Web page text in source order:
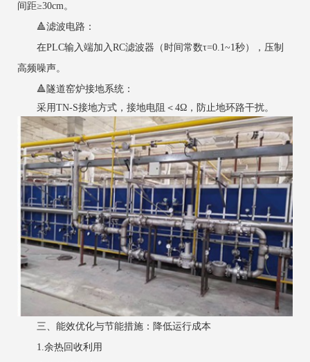
间距≥30cm。
‌🔺滤波电路‌：
在PLC输入端加入RC滤波器（时间常数τ=0.1~1秒），压制
高频噪声。
‌🔺隧道窑炉接地系统‌：
采用TN-S接地方式，接地电阻＜4Ω，防止地环路干扰。
三、能效优化与节能措施：降低运行成本
1.余热回收利用